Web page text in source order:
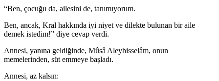
“Ben, çocuğu da, ailesini de, tanımıyorum.
Ben, ancak, Kral hakkında iyi niyet ve dilekte bulunan bir aile
demek istedim!” diye cevap verdi.
Annesi, yanına geldiğinde, Mûsâ Aleyhisselâm, onun
memelerinden, süt em­meye başladı.
Annesi, az kalsın: